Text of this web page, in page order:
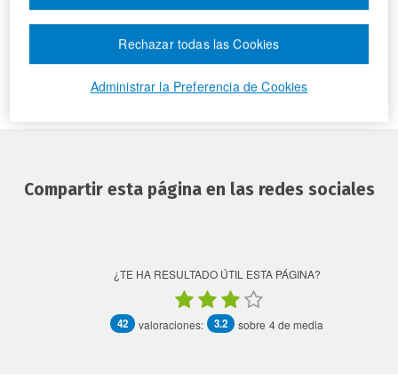
Compartir esta página en las redes sociales
¿TE HA RESULTADO ÚTIL ESTA PÁGINA?
42 valoraciones: 3.2 sobre 4 de media
Administrar la Preferencia de Cookies
Rechazar todas las Cookies